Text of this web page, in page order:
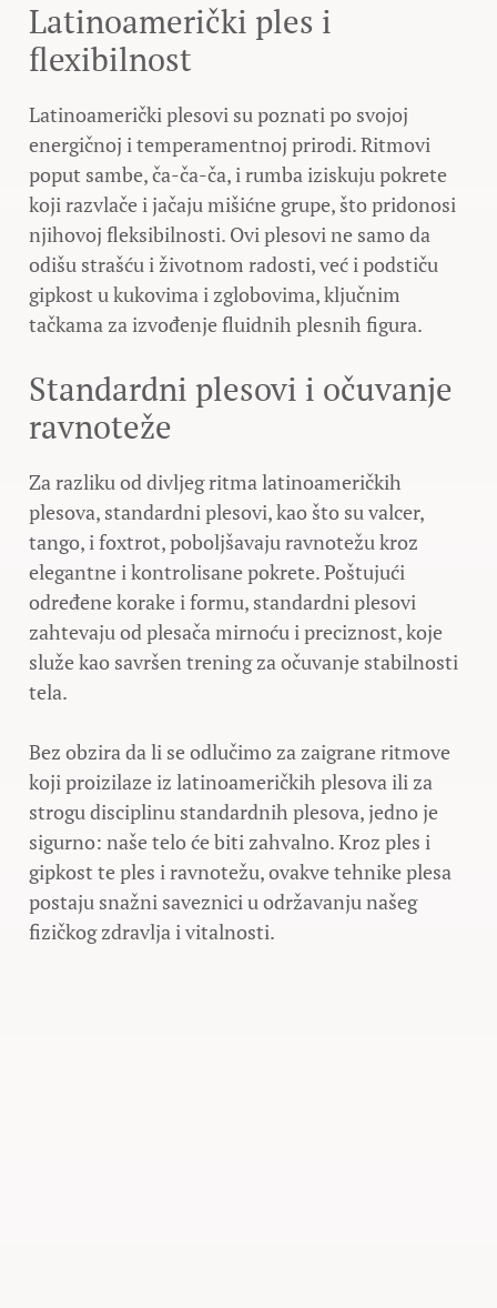
Latinoamerički ples i
flexibilnost
Latinoamerički plesovi su poznati po svojoj
energičnoj i temperamentnoj prirodi. Ritmovi
poput sambe, ča-ča-ča, i rumba iziskuju pokrete
koji razvlače i jačaju mišićne grupe, što pridonosi
njihovoj fleksibilnosti. Ovi plesovi ne samo da
odišu strašću i životnom radosti, već i podstiču
gipkost u kukovima i zglobovima, ključnim
tačkama za izvođenje fluidnih plesnih figura.
Standardni plesovi i očuvanje
ravnoteže
Za razliku od divljeg ritma latinoameričkih
plesova, standardni plesovi, kao što su valcer,
tango, i foxtrot, poboljšavaju ravnotežu kroz
elegantne i kontrolisane pokrete. Poštujući
određene korake i formu, standardni plesovi
zahtevaju od plesača mirnoću i preciznost, koje
služe kao savršen trening za očuvanje stabilnosti
tela.
Bez obzira da li se odlučimo za zaigrane ritmove
koji proizilaze iz latinoameričkih plesova ili za
strogu disciplinu standardnih plesova, jedno je
sigurno: naše telo će biti zahvalno. Kroz ples i
gipkost te ples i ravnotežu, ovakve tehnike plesa
postaju snažni saveznici u održavanju našeg
fizičkog zdravlja i vitalnosti.